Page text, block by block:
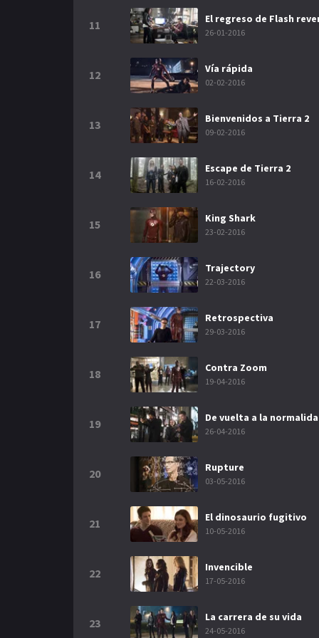
11 El regreso de Flash
26-01-2016
12 Vía rápida
02-02-2016
13 Bienvenidos a Tierra 2
09-02-2016
14 Escape de Tierra 2
16-02-2016
15 King Shark
23-02-2016
16 Trajectory
22-03-2016
17 Retrospectiva
29-03-2016
18 Contra Zoom
19-04-2016
19 De vuelta a la
26-04-2016
20 Rupture
03-05-2016
21 El dinosaurio fugitivo
10-05-2016
22 Invencible
17-05-2016
23 La carrera de su vida
24-05-2016